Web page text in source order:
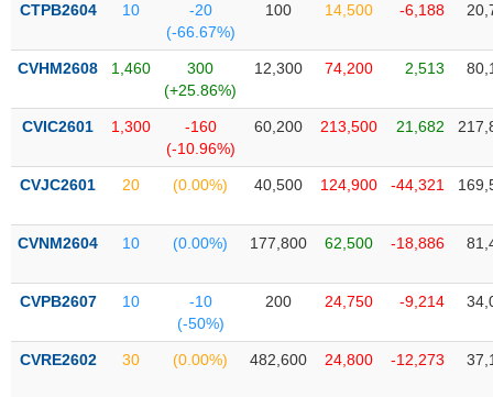
kỹ
Hồ
doanh
nghiệp
Tin
tức
kiện
CTPB2604 10
-20
(-66.67%)
100 14,500 -6,188
CVHM2608 1,460
300
(+25.86%)
12,300 74,200 2,513
CVIC2601 1,300
-160
(-10.96%)
60,200 213,500 21,682
CVJC2601 20 (0.00%) 40,500 124,900 -44,321
CVNM2604 10 (0.00%) 177,800 62,500 -18,886
CVPB2607 10
-10
(-50%)
200 24,750 -9,214
CVRE2602 30 (0.00%) 482,600 24,800 -12,273
NĂNG
NGUYÊN
LIỆU
CÔNG